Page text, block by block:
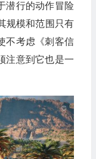
潜行的动作冒险
规模和范围只有
不考虑《刺客信
注意到它也是一